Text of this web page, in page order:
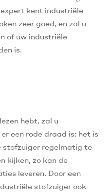
kent industriële
zeer goed, en zal u
of uw industriële
is.
hebt, zal u
een rode draad is: het is
stofzuiger regelmatig te
kijken, zo kan de
leveren. Door een
stofzuiger ook